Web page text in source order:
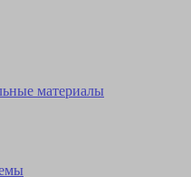
материалы